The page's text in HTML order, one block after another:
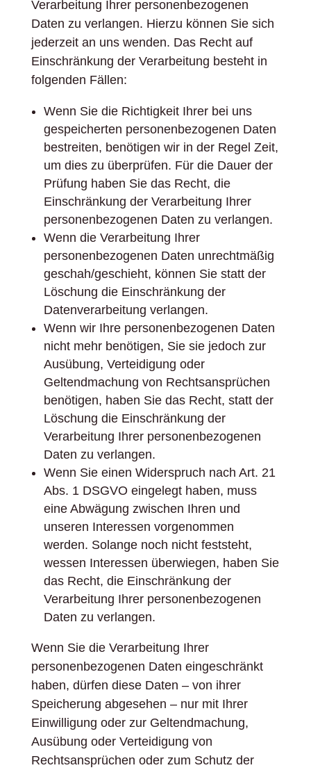
Verarbeitung Ihrer personenbezogenen
Daten zu verlangen. Hierzu können Sie sich
jederzeit an uns wenden. Das Recht auf
Einschränkung der Verarbeitung besteht in
folgenden Fällen:
Wenn Sie die Richtigkeit Ihrer bei uns
gespeicherten personenbezogenen Daten
bestreiten, benötigen wir in der Regel Zeit,
um dies zu überprüfen. Für die Dauer der
Prüfung haben Sie das Recht, die
Einschränkung der Verarbeitung Ihrer
personenbezogenen Daten zu verlangen.
Wenn die Verarbeitung Ihrer
personenbezogenen Daten unrechtmäßig
geschah/geschieht, können Sie statt der
Löschung die Einschränkung der
Datenverarbeitung verlangen.
Wenn wir Ihre personenbezogenen Daten
nicht mehr benötigen, Sie sie jedoch zur
Ausübung, Verteidigung oder
Geltendmachung von Rechtsansprüchen
benötigen, haben Sie das Recht, statt der
Löschung die Einschränkung der
Verarbeitung Ihrer personenbezogenen
Daten zu verlangen.
Wenn Sie einen Widerspruch nach Art. 21
Abs. 1 DSGVO eingelegt haben, muss
eine Abwägung zwischen Ihren und
unseren Interessen vorgenommen
werden. Solange noch nicht feststeht,
wessen Interessen überwiegen, haben Sie
das Recht, die Einschränkung der
Verarbeitung Ihrer personenbezogenen
Daten zu verlangen.
Wenn Sie die Verarbeitung Ihrer
personenbezogenen Daten eingeschränkt
haben, dürfen diese Daten – von ihrer
Speicherung abgesehen – nur mit Ihrer
Einwilligung oder zur Geltendmachung,
Ausübung oder Verteidigung von
Rechtsansprüchen oder zum Schutz der